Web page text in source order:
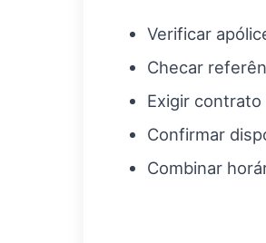
Verificar
Checar
Exigir
Confirmar
Combinar